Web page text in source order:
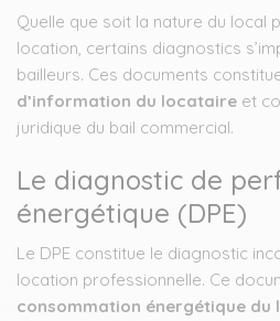
Quelle que soit la nature du local
location, certains diagnostics
bailleurs. Ces documents
d’information du locataire et
juridique du bail commercial.
Le diagnostic de
énergétique (DPE)
Le DPE constitue le diagnostic
location professionnelle. Ce
consommation énergétique du